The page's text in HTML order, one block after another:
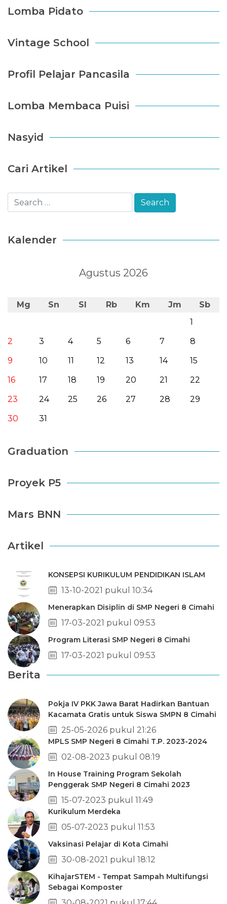
Lomba Pidato
Vintage School
Profil Pelajar Pancasila
Lomba Membaca Puisi
Nasyid
Cari Artikel
Kalender
Agustus 2026
Mg Sn Sl Rb Km Jm
Sb
1
2
3 4 5 6 7
8
9
10 11 12 13 14
15
16
17 18 19 20 21
22
23
24 25 26 27 28
29
30
31
Graduation
Proyek P5
Mars BNN
Artikel
KONSEPSI KURIKULUM PENDIDIKAN ISLAM
13-10-2021 pukul 10:34
Menerapkan Disiplin di SMP Negeri 8 Cimahi
17-03-2021 pukul 09:53
Program Literasi SMP Negeri 8 Cimahi
17-03-2021 pukul 09:53
Berita
Pokja IV PKK Jawa Barat Hadirkan Bantuan
Kacamata Gratis untuk Siswa SMPN 8 Cimahi
25-05-2026 pukul 21:26
MPLS SMP Negeri 8 Cimahi T.P. 2023-2024
02-08-2023 pukul 08:19
In House Training Program Sekolah
Penggerak SMP Negeri 8 Cimahi 2023
15-07-2023 pukul 11:49
Kurikulum Merdeka
05-07-2023 pukul 11:53
Vaksinasi Pelajar di Kota Cimahi
30-08-2021 pukul 18:12
KihajarSTEM - Tempat Sampah Multifungsi
Sebagai Komposter